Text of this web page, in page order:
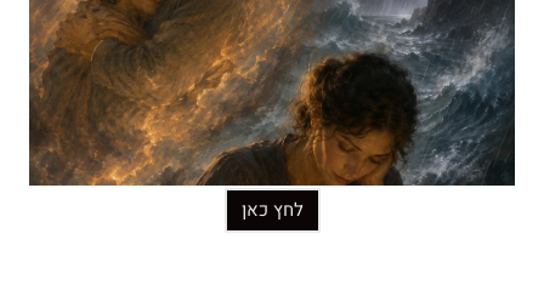
לחץ כאן